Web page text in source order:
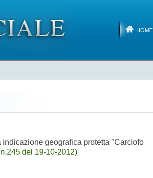
HOME
geografica protetta "Carciofo
del 19-10-2012)